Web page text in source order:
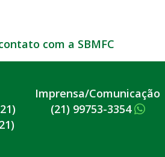
com a SBMFC
Imprensa/Comunicação
(21) 99753-3354